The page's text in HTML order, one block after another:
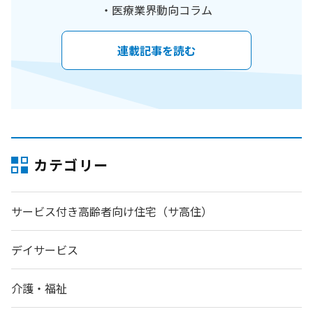
医療業界動向コラム
連載記事を読む
カテゴリー
サービス付き高齢者向け住宅（サ高住）
デイサービス
介護・福祉